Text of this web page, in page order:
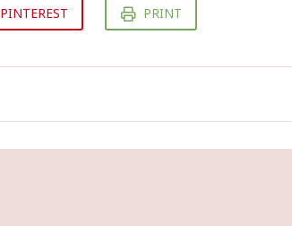
PINTEREST PRINT
västerbottensost